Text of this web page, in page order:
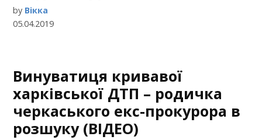
by Вікка
05.04.2019
Винуватиця кривавої
харківської ДТП – родичка
черкаського екс-прокурора в
розшуку (ВІДЕО)